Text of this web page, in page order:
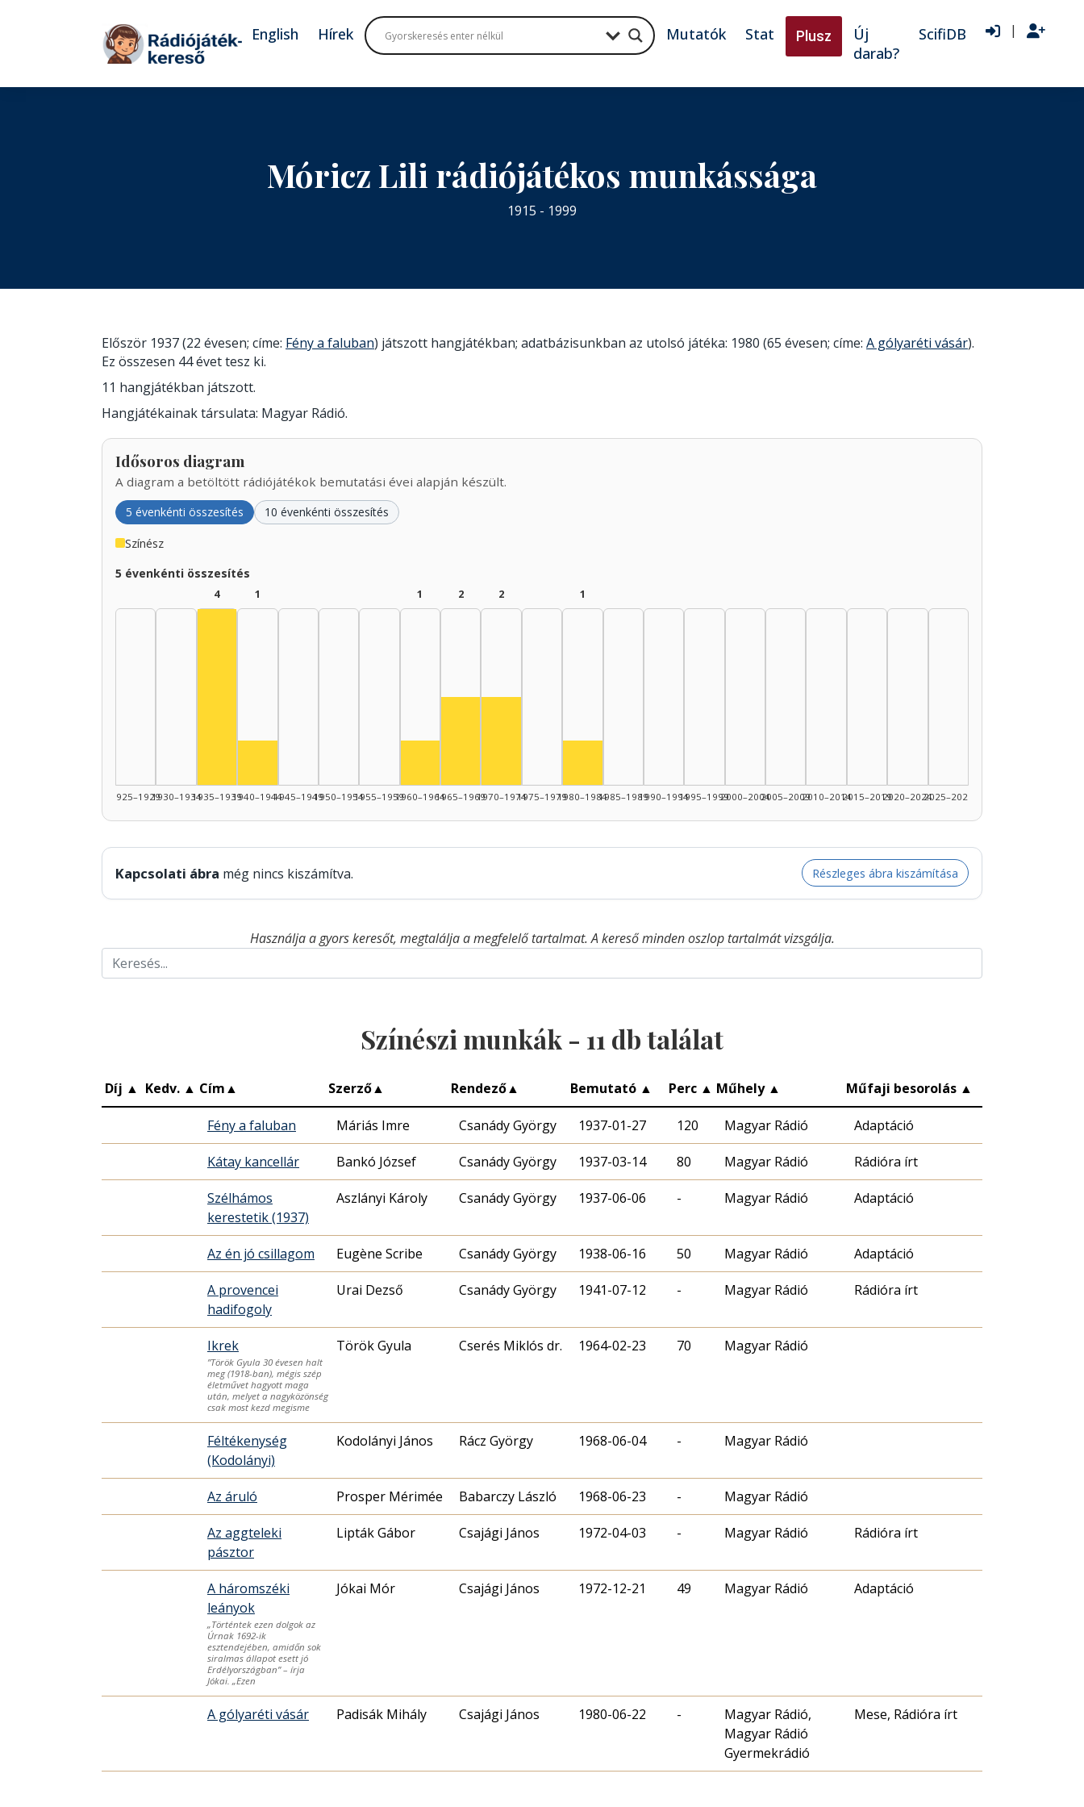
Tovább a tartalomhoz
English Hírek Mutatók Stat Plusz
Új
darab?
ScifiDB |
Móricz Lili rádiójátékos munkássága
1915 - 1999
Először 1937 (22 évesen; címe: Fény a faluban) játszott hangjátékban; adatbázisunkban az utolsó játéka: 1980 (65 évesen; címe: A gólyaréti vásár).
Ez összesen 44 évet tesz ki.
11 hangjátékban játszott.
Hangjátékainak társulata: Magyar Rádió.
Idősoros diagram
A diagram a betöltött rádiójátékok bemutatási évei alapján készült.
5 évenkénti összesítés 10 évenkénti összesítés
Színész
5 évenkénti összesítés
1925–19291930–1934
4
1935–1939
1
1940–19441945–19491950–19541955–1959
1
1960–1964
2
1965–1969
2
1970–19741975–1979
1
1980–19841985–19891990–19941995–19992000–20042005–20092010–20142015–20192020–20242025–2026
Kapcsolati ábra még nincs kiszámítva. Részleges ábra kiszámítása
Használja a gyors keresőt, megtalálja a megfelelő tartalmat. A kereső minden oszlop tartalmát vizsgálja.
Színészi munkák - 11 db találat
Díj ▲ Kedv. ▲ Cím▲ Szerző▲ Rendező▲ Bemutató ▲ Perc ▲ Műhely ▲ Műfaji besorolás ▲
Fény a faluban Máriás Imre Csanády György 1937-01-27 120 Magyar Rádió Adaptáció
Kátay kancellár Bankó József Csanády György 1937-03-14 80 Magyar Rádió Rádióra írt
Szélhámos
kerestetik (1937)
Aszlányi Károly Csanády György 1937-06-06 - Magyar Rádió Adaptáció
Az én jó csillagom Eugène Scribe Csanády György 1938-06-16 50 Magyar Rádió Adaptáció
A provencei
hadifogoly
Urai Dezső Csanády György 1941-07-12 - Magyar Rádió Rádióra írt
Ikrek
”Török Gyula 30 évesen halt
meg (1918-ban), mégis szép
életművet hagyott maga
után, melyet a nagyközönség
csak most kezd megisme
Török Gyula Cserés Miklós dr. 1964-02-23 70 Magyar Rádió
Féltékenység
(Kodolányi)
Kodolányi János Rácz György 1968-06-04 - Magyar Rádió
Az áruló Prosper Mérimée Babarczy László 1968-06-23 - Magyar Rádió
Az aggteleki
pásztor
Lipták Gábor Csajági János 1972-04-03 - Magyar Rádió Rádióra írt
A háromszéki
leányok
„Történtek ezen dolgok az
Úrnak 1692-ik
esztendejében, amidőn sok
siralmas állapot esett jó
Erdélyországban” – írja
Jókai. „Ezen
Jókai Mór Csajági János 1972-12-21 49 Magyar Rádió Adaptáció
A gólyaréti vásár Padisák Mihály Csajági János 1980-06-22 -
Magyar Rádió,
Magyar Rádió
Gyermekrádió
Mese, Rádióra írt